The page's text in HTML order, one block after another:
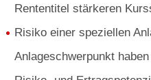
Rententitel stärkeren
Risiko einer speziellen
Anlageschwerpunkt